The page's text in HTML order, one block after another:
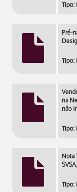
Tipo:
Pré-
Tipo:
na
não
Tipo:
Nota
Tipo: